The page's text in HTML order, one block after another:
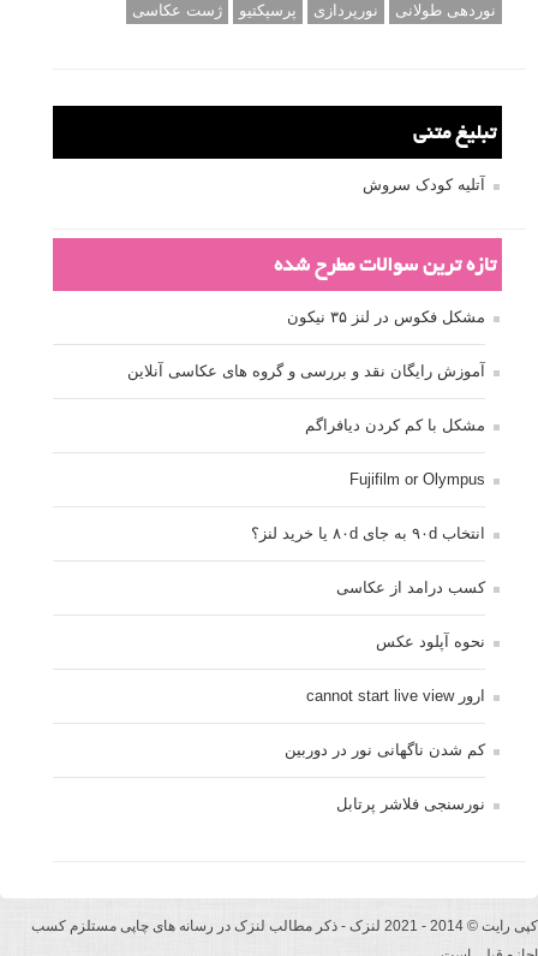
نوردهی طولانی
نورپردازی پرسپکتیو ژست عکاسی
تبلیغ متنی
آتلیه کودک سروش
تازه ترین سوالات مطرح شده
مشکل فکوس در لنز ۳۵ نیکون
آموزش رایگان نقد و بررسی و گروه های عکاسی آنلاین
مشکل با کم کردن دیافراگم
Fujifilm or Olympus
انتخاب ۹۰d به جای ۸۰d یا خرید لنز؟
کسب درامد از عکاسی
نحوه آپلود عکس
ارور cannot start live view
کم شدن ناگهانی نور در دوربین
نورسنجی فلاشر پرتابل
کپی رایت © 2014 - 2021 لنزک - ذکر مطالب لنزک در رسانه های چاپی مستلزم کسب